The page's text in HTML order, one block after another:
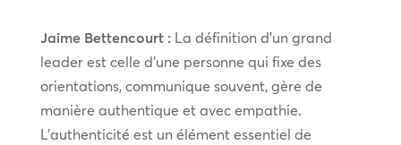
Jaime Bettencourt :La définition d’un grand
leader est celle d’une personne qui fixe des
orientations, communique souvent, gère de
manière authentique et avec empathie.
L’authenticité est un élément essentiel de